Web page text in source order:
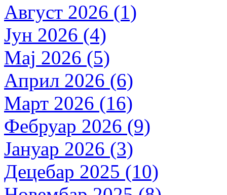
Август 2026 (1)
Јун 2026 (4)
Мај 2026 (5)
Април 2026 (6)
Март 2026 (16)
Фебруар 2026 (9)
Јануар 2026 (3)
Децебар 2025 (10)